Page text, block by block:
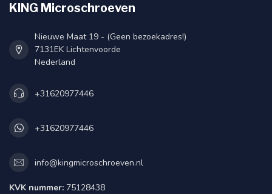
KING Microschroeven
Nieuwe Maat 19 - (Geen bezoekadres!)
7131EK Lichtenvoorde
Nederland
+31620977446
+31620977446
info@kingmicroschroeven.nl
KVK nummer: 75128438